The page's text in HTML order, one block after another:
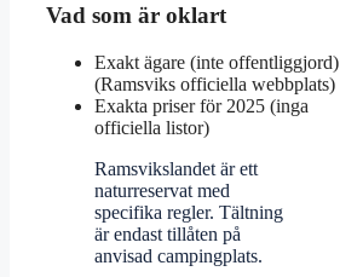
Vad som är oklart
Exakt ägare (inte offentliggjord)
(Ramsviks officiella webbplats)
Exakta priser för 2025 (inga
officiella listor)
Ramsvikslandet är ett
naturreservat med
specifika regler. Tältning
är endast tillåten på
anvisad campingplats.